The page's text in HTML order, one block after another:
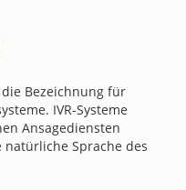
die Bezeichnung für
IVR-Systeme
Ansagediensten
Sprache des